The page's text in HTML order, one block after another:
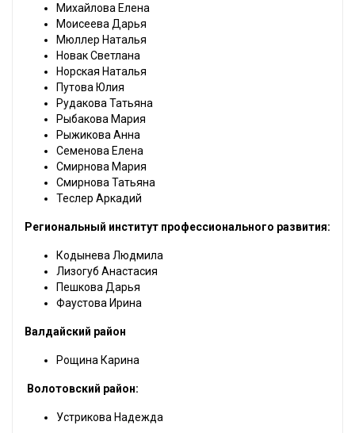
Михайлова Елена
Моисеева Дарья
Мюллер Наталья
Новак Светлана
Норская Наталья
Путова Юлия
Рудакова Татьяна
Рыбакова Мария
Рыжикова Анна
Семенова Елена
Смирнова Мария
Смирнова Татьяна
Теслер Аркадий
Региональный институт профессионального развития:
Кодынева Людмила
Лизогуб Анастасия
Пешкова Дарья
Фаустова Ирина
Валдайский район
Рощина Карина
Волотовский район:
Устрикова Надежда